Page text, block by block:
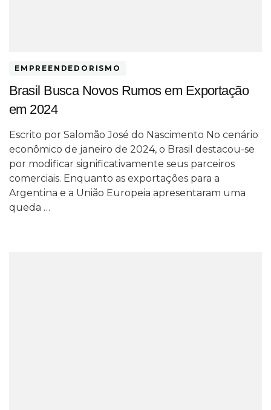
EMPREENDEDORISMO
Brasil Busca Novos Rumos em Exportação
em 2024
Escrito por Salomão José do Nascimento No cenário
econômico de janeiro de 2024, o Brasil destacou-se
por modificar significativamente seus parceiros
comerciais. Enquanto as exportações para a
Argentina e a União Europeia apresentaram uma
queda …